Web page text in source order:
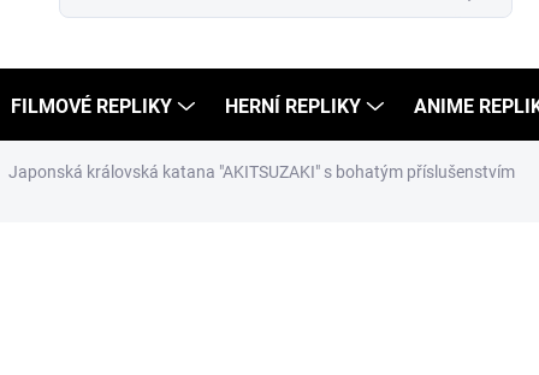
FILMOVÉ REPLIKY HERNÍ REPLIKY ANIME
Japonská královská katana "AKITSUZAKI" s bohatým příslušenstvím